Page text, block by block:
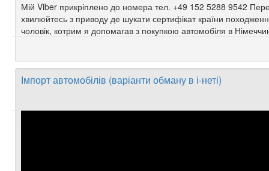
Мій Viber прикріплено до номера тел. +49 152 5288 9542
хвилюйтесь з приводу де шукати сертифікат країни
чоловік, котрим я допомагав з покупкою автомобіля в
Імпорт автомобілів (варіанти обману в і-неті)